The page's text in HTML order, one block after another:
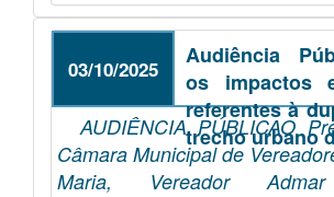
03/10/2025
Audiência
os impactos
referentes à
trecho urbano
AUDIÊNCIA PÚBLICAO
Câmara Municipal de
Maria, Vereador